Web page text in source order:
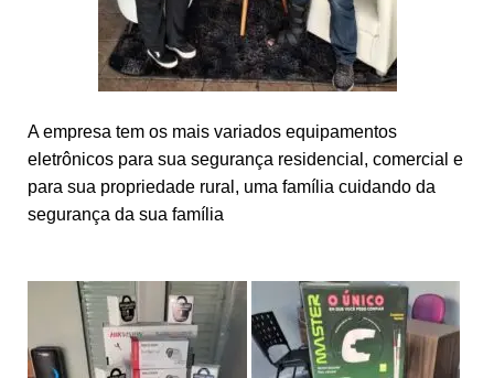
A empresa tem os mais variados equipamentos
eletrônicos para sua segurança residencial, comercial e
para sua propriedade rural, uma família cuidando da
segurança da sua família